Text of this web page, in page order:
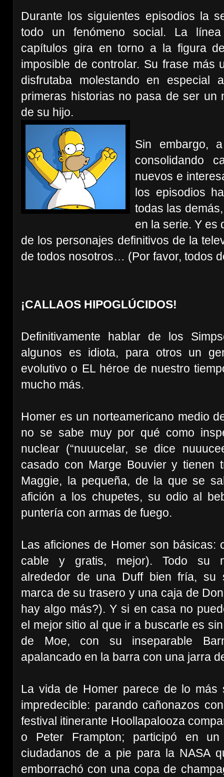
Durante los siguientes episodios la
todo un fenómeno social. La
capítulos gira en torno a la figura
imposible de controlar. Su frase más
disfrutaba molestando en especial
primeras historias no pasa de ser un
de su hijo.
Sin embargo,
consolidando
nuevos e
los episodios
todas las
en la serie. Y es
de los personajes definitivos de la
de todos nosotros… (Por favor, todos
¡CALLAOS HIPOGLÚCIDOS!
Definitivamente hablar de los
algunos es idiota, para otros un
evolutivo o EL héroe de nuestro
mucho más.
Homer es un norteamericano medio
no se sabe muy por qué como
nuclear (“nuuucelar, se dice
casado con Marge Bouvier y tienen
Maggie, la pequeña, de la que se
afición a los chupetes, su odio al
puntería con armas de fuego.
Las aficiones de Homer son básicas:
cable y gratis, mejor). Todo su
alrededor de una Duff bien fría, su
marca de su trasero y una caja de
hay algo más?). Y si en casa no
el mejor sitio al que ir a buscarle es
de Moe, con su inseparable
apalancado en la barra con una jarra
La vida de Homer parece de lo
impredecible: parando cañonazos
festival itinerante Hoollapalooza
o Peter Frampton; participó en
ciudadanos de a pie para la NASA
emborrachó con una copa de